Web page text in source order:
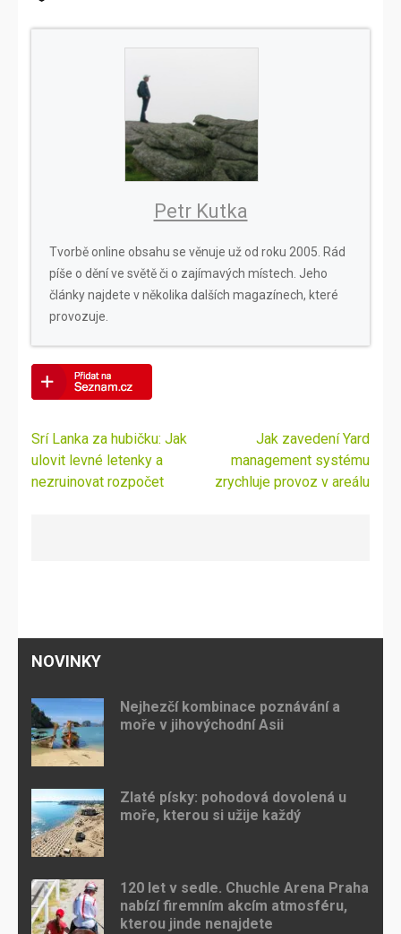
Petr Kutka
Tvorbě online obsahu se věnuje už od roku 2005. Rád
píše o dění ve světě či o zajímavých místech. Jeho
články najdete v několika dalších magazínech, které
provozuje.
Navigace
pro
příspěvek
Srí Lanka za hubičku: Jak
ulovit levné letenky a
nezruinovat rozpočet
Jak zavedení Yard
management systému
zrychluje provoz v areálu
NOVINKY
Nejhezčí kombinace poznávání a
moře v jihovýchodní Asii
Zlaté písky: pohodová dovolená u
moře, kterou si užije každý
120 let v sedle. Chuchle Arena Praha
nabízí firemním akcím atmosféru,
kterou jinde nenajdete